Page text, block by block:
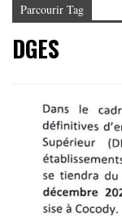
Parcourir Tag
DGES